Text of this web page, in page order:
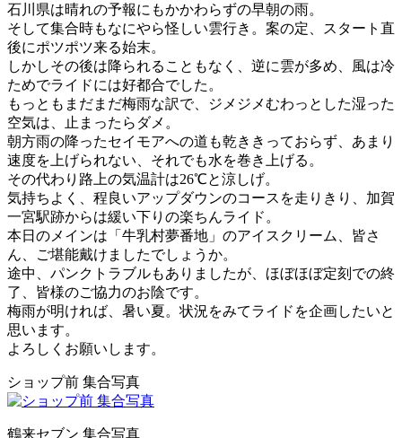
石川県は晴れの予報にもかかわらずの早朝の雨。
そして集合時もなにやら怪しい雲行き。案の定、スタート直
後にポツポツ来る始末。
しかしその後は降られることもなく、逆に雲が多め、風は冷
ためでライドには好都合でした。
もっともまだまだ梅雨な訳で、ジメジメむわっとした湿った
空気は、止まったらダメ。
朝方雨の降ったセイモアへの道も乾ききっておらず、あまり
速度を上げられない、それでも水を巻き上げる。
その代わり路上の気温計は26℃と涼しげ。
気持ちよく、程良いアップダウンのコースを走りきり、加賀
一宮駅跡からは緩い下りの楽ちんライド。
本日のメインは「牛乳村夢番地」のアイスクリーム、皆さ
ん、ご堪能戴けましたでしょうか。
途中、パンクトラブルもありましたが、ほぼほぼ定刻での終
了、皆様のご協力のお陰です。
梅雨が明ければ、暑い夏。状況をみてライドを企画したいと
思います。
よろしくお願いします。
ショップ前 集合写真
鶴来セブン 集合写真